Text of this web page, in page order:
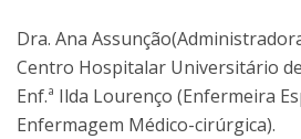
Dra. Ana
Centro Hospitalar Universitário
Enf.ª Ilda Lourenço (Enfermeira
Enfermagem Médico-cirúrgica).